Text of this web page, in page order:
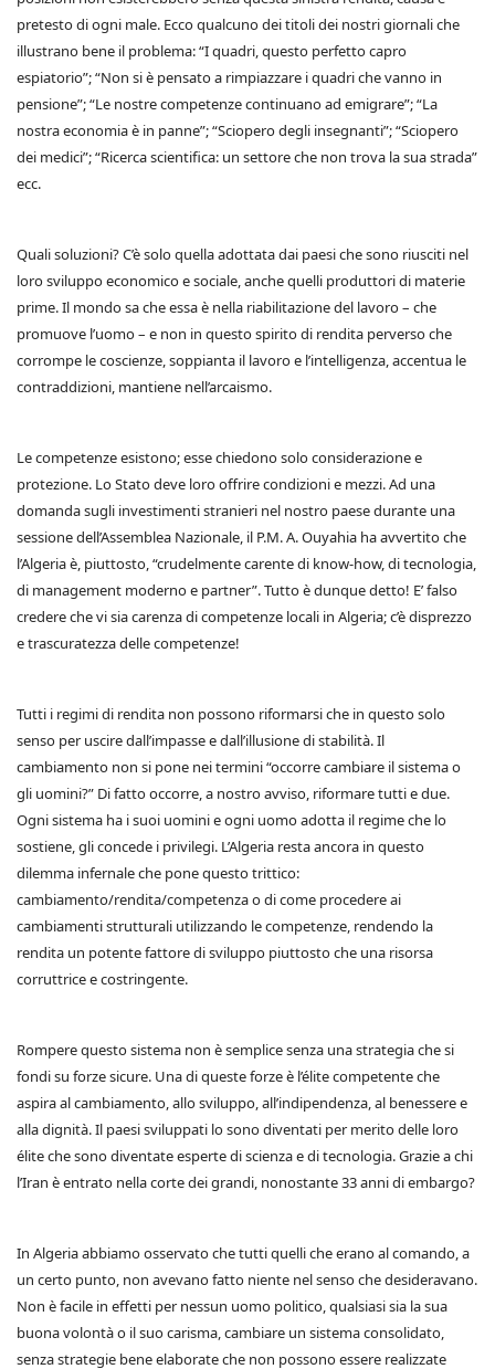
pretesto di ogni male. Ecco qualcuno dei titoli dei nostri giornali che
illustrano bene il problema: “I quadri, questo perfetto capro
espiatorio”; “Non si è pensato a rimpiazzare i quadri che vanno in
pensione”; “Le nostre competenze continuano ad emigrare”; “La
nostra economia è in panne”; “Sciopero degli insegnanti”; “Sciopero
dei medici”; “Ricerca scientifica: un settore che non trova la sua strada”
ecc.
Quali soluzioni? C’è solo quella adottata dai paesi che sono riusciti nel
loro sviluppo economico e sociale, anche quelli produttori di materie
prime. Il mondo sa che essa è nella riabilitazione del lavoro – che
promuove l’uomo – e non in questo spirito di rendita perverso che
corrompe le coscienze, soppianta il lavoro e l’intelligenza, accentua le
contraddizioni, mantiene nell’arcaismo.
Le competenze esistono; esse chiedono solo considerazione e
protezione. Lo Stato deve loro offrire condizioni e mezzi. Ad una
domanda sugli investimenti stranieri nel nostro paese durante una
sessione dell’Assemblea Nazionale, il P.M. A. Ouyahia ha avvertito che
l’Algeria è, piuttosto, “crudelmente carente di know-how, di tecnologia,
di management moderno e partner”. Tutto è dunque detto! E’ falso
credere che vi sia carenza di competenze locali in Algeria; c’è disprezzo
e trascuratezza delle competenze!
Tutti i regimi di rendita non possono riformarsi che in questo solo
senso per uscire dall’impasse e dall’illusione di stabilità. Il
cambiamento non si pone nei termini “occorre cambiare il sistema o
gli uomini?” Di fatto occorre, a nostro avviso, riformare tutti e due.
Ogni sistema ha i suoi uomini e ogni uomo adotta il regime che lo
sostiene, gli concede i privilegi. L’Algeria resta ancora in questo
dilemma infernale che pone questo trittico:
cambiamento/rendita/competenza o di come procedere ai
cambiamenti strutturali utilizzando le competenze, rendendo la
rendita un potente fattore di sviluppo piuttosto che una risorsa
corruttrice e costringente.
Rompere questo sistema non è semplice senza una strategia che si
fondi su forze sicure. Una di queste forze è l’élite competente che
aspira al cambiamento, allo sviluppo, all’indipendenza, al benessere e
alla dignità. Il paesi sviluppati lo sono diventati per merito delle loro
élite che sono diventate esperte di scienza e di tecnologia. Grazie a chi
l’Iran è entrato nella corte dei grandi, nonostante 33 anni di embargo?
In Algeria abbiamo osservato che tutti quelli che erano al comando, a
un certo punto, non avevano fatto niente nel senso che desideravano.
Non è facile in effetti per nessun uomo politico, qualsiasi sia la sua
buona volontà o il suo carisma, cambiare un sistema consolidato,
senza strategie bene elaborate che non possono essere realizzate